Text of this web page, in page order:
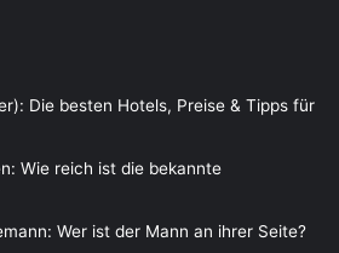
Die besten Hotels, Preise & Tipps für
Wie reich ist die bekannte
Wer ist der Mann an ihrer Seite?